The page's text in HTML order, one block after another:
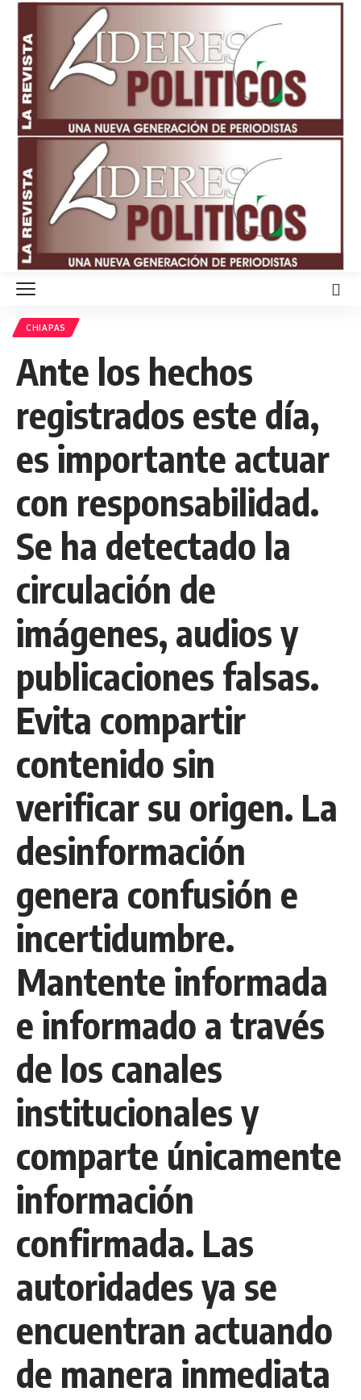
CHIAPAS
Ante los hechos
registrados este día,
es importante actuar
con responsabilidad.
Se ha detectado la
circulación de
imágenes, audios y
publicaciones falsas.
Evita compartir
contenido sin
verificar su origen. La
desinformación
genera confusión e
incertidumbre.
Mantente informada
e informado a través
de los canales
institucionales y
comparte únicamente
información
confirmada. Las
autoridades ya se
encuentran actuando
de manera inmediata